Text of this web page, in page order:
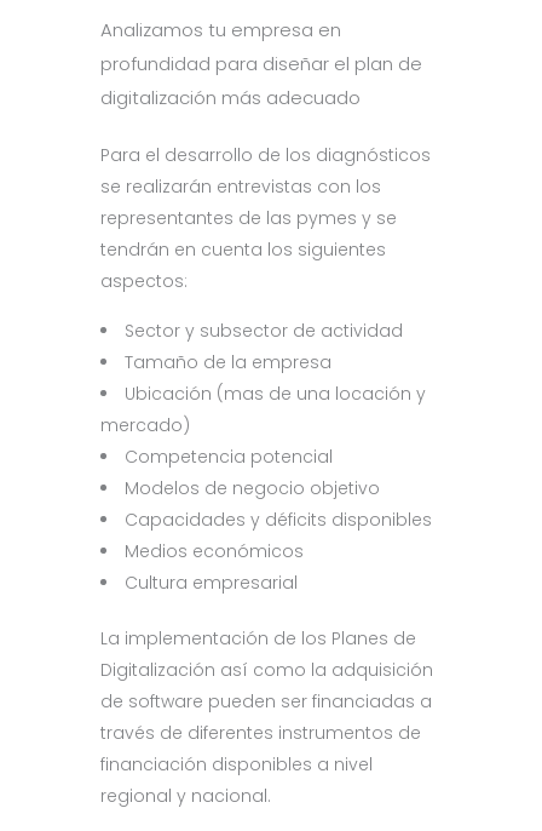
Analizamos tu empresa en
profundidad para diseñar el plan de
digitalización más adecuado
Para el desarrollo de los diagnósticos
se realizarán entrevistas con los
representantes de las pymes y se
tendrán en cuenta los siguientes
aspectos:
Sector y subsector de actividad
Tamaño de la empresa
Ubicación (mas de una locación y
mercado)
Competencia potencial
Modelos de negocio objetivo
Capacidades y déficits disponibles
Medios económicos
Cultura empresarial
La implementación de los Planes de
Digitalización así como la adquisición
de software pueden ser financiadas a
través de diferentes instrumentos de
financiación disponibles a nivel
regional y nacional.